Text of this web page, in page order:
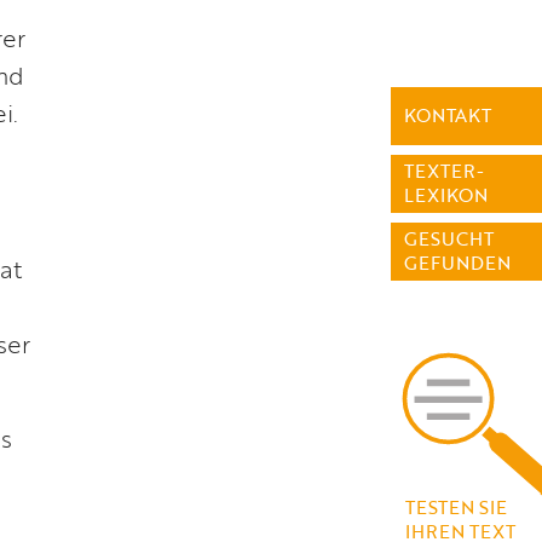
KONTAKT
TEXTER-
LEXIKON
GESUCHT
GEFUNDEN
TESTEN SIE
IHREN TEXT